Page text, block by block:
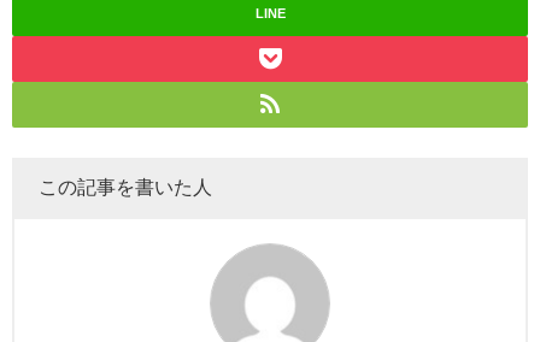
LINE
この記事を書いた人